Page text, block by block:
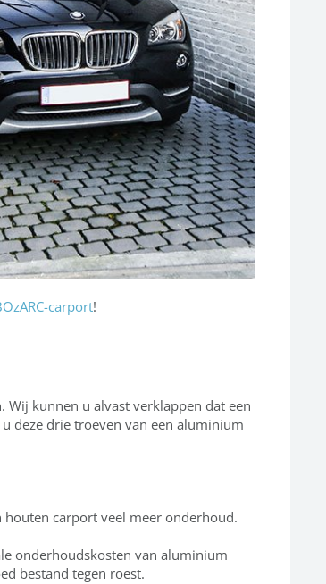
carport!
kunnen u alvast verklappen dat een
deze drie troeven van een aluminium
carport veel meer onderhoud.
onderhoudskosten van aluminium
bestand tegen roest.